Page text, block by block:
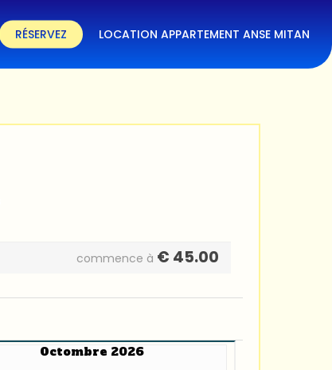
RÉSERVEZ LOCATION APPARTEMENT ANSE MITAN
commence à € 45.00
Octombre 2026